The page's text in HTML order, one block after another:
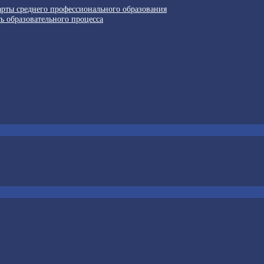
среднего профессионального образования
процесса